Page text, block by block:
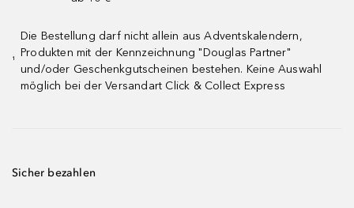
¹
Die Bestellung darf nicht allein aus Adventskalendern,
Produkten mit der Kennzeichnung "Douglas Partner"
und/oder Geschenkgutscheinen bestehen. Keine Auswahl
möglich bei der Versandart Click & Collect Express
Sicher bezahlen